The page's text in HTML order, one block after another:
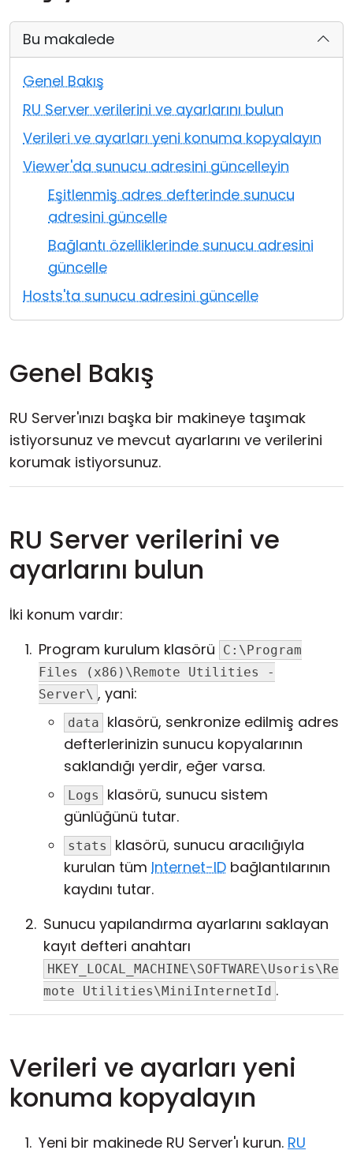
Bu makalede
Genel Bakış
RU Server verilerini ve ayarlarını bulun
Verileri ve ayarları yeni konuma kopyalayın
Viewer'da sunucu adresini güncelleyin
Eşitlenmiş adres defterinde sunucu
adresini güncelle
Bağlantı özelliklerinde sunucu adresini
güncelle
Hosts'ta sunucu adresini güncelle
Genel Bakış
RU Server'ınızı başka bir makineye taşımak
istiyorsunuz ve mevcut ayarlarını ve verilerini
korumak istiyorsunuz.
RU Server verilerini ve
ayarlarını bulun
İki konum vardır:
Program kurulum klasörü
C:\Program
Files (x86)\Remote Utilities -
Server\ , yani:
data
klasörü, senkronize edilmiş adres
defterlerinizin sunucu kopyalarının
saklandığı yerdir, eğer varsa.
Logs
klasörü, sunucu sistem
günlüğünü tutar.
stats
klasörü, sunucu aracılığıyla
kurulan tüm Internet-ID bağlantılarının
kaydını tutar.
Sunucu yapılandırma ayarlarını saklayan
kayıt defteri anahtarı
HKEY_LOCAL_MACHINE\SOFTWARE\Usoris\Re
mote Utilities\MiniInternetId .
Verileri ve ayarları yeni
konuma kopyalayın
Yeni bir makinede RU Server'ı kurun. RU
Bulut ve Yerel